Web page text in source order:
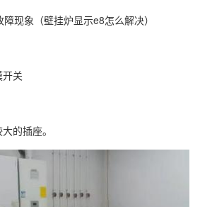
现象（壁挂炉显示e8怎么解决）
关
的插座。